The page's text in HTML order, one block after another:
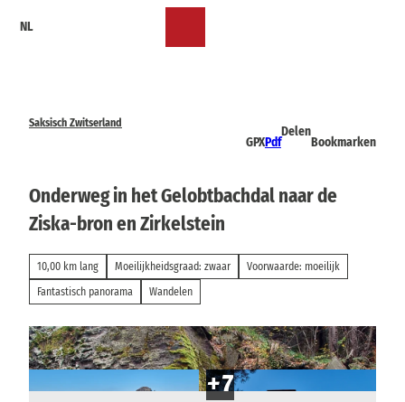
NL
Saksisch Zwitserland
GPXPdf
Delen
Bookmarken
Onderweg in het Gelobtbachdal naar de
Ziska-bron en Zirkelstein
10,00 km lang Moeilijkheidsgraad: zwaar
Voorwaarde: moeilijk
Fantastisch panorama
Wandelen